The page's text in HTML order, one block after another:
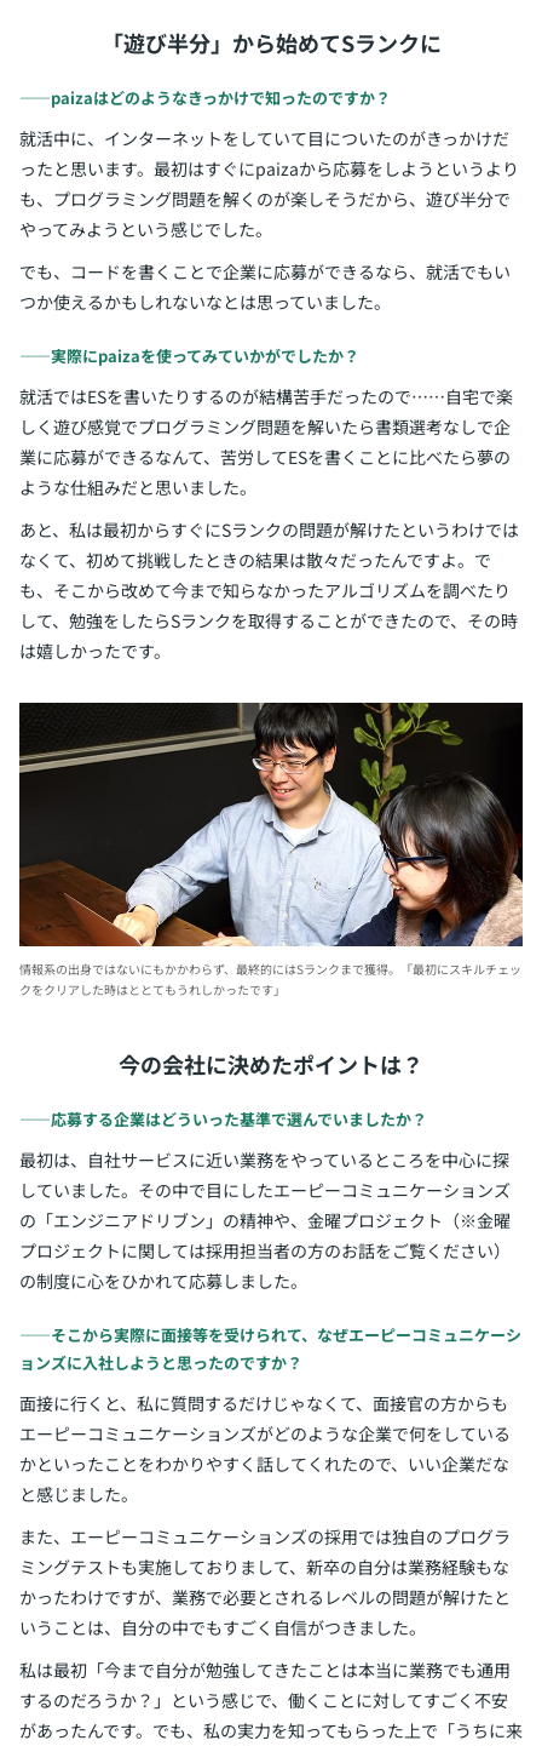
「遊び半分」から始めてSランクに
――paizaはどのようなきっかけで知ったのですか？
就活中に、インターネットをしていて目についたのがきっかけだ
ったと思います。最初はすぐにpaizaから応募をしようというより
も、プログラミング問題を解くのが楽しそうだから、遊び半分で
やってみようという感じでした。
でも、コードを書くことで企業に応募ができるなら、就活でもい
つか使えるかもしれないなとは思っていました。
――実際にpaizaを使ってみていかがでしたか？
就活ではESを書いたりするのが結構苦手だったので……自宅で楽
しく遊び感覚でプログラミング問題を解いたら書類選考なしで企
業に応募ができるなんて、苦労してESを書くことに比べたら夢の
ような仕組みだと思いました。
あと、私は最初からすぐにSランクの問題が解けたというわけでは
なくて、初めて挑戦したときの結果は散々だったんですよ。で
も、そこから改めて今まで知らなかったアルゴリズムを調べたり
して、勉強をしたらSランクを取得することができたので、その時
は嬉しかったです。
情報系の出身ではないにもかかわらず、最終的にはSランクまで獲得。「最初にスキルチェッ
クをクリアした時はととてもうれしかったです」
今の会社に決めたポイントは？
――応募する企業はどういった基準で選んでいましたか？
最初は、自社サービスに近い業務をやっているところを中心に探
していました。その中で目にしたエーピーコミュニケーションズ
の「エンジニアドリブン」の精神や、金曜プロジェクト（※金曜
プロジェクトに関しては採用担当者の方のお話をご覧ください）
の制度に心をひかれて応募しました。
――そこから実際に面接等を受けられて、なぜエーピーコミュニケーシ
ョンズに入社しようと思ったのですか？
面接に行くと、私に質問するだけじゃなくて、面接官の方からも
エーピーコミュニケーションズがどのような企業で何をしている
かといったことをわかりやすく話してくれたので、いい企業だな
と感じました。
また、エーピーコミュニケーションズの採用では独自のプログラ
ミングテストも実施しておりまして、新卒の自分は業務経験もな
かったわけですが、業務で必要とされるレベルの問題が解けたと
いうことは、自分の中でもすごく自信がつきました。
私は最初「今まで自分が勉強してきたことは本当に業務でも通用
するのだろうか？」という感じで、働くことに対してすごく不安
があったんです。でも、私の実力を知ってもらった上で「うちに来